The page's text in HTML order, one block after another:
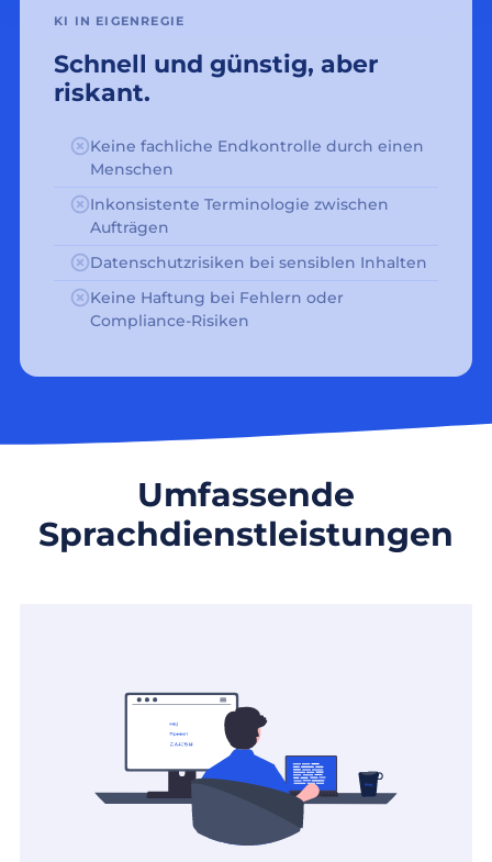
KI IN EIGENREGIE
Schnell und günstig, aber
riskant.
Keine fachliche Endkontrolle durch einen
Menschen
Inkonsistente Terminologie zwischen
Aufträgen
Datenschutzrisiken bei sensiblen Inhalten
Keine Haftung bei Fehlern oder
Compliance-Risiken
Umfassende
Sprachdienstleistungen